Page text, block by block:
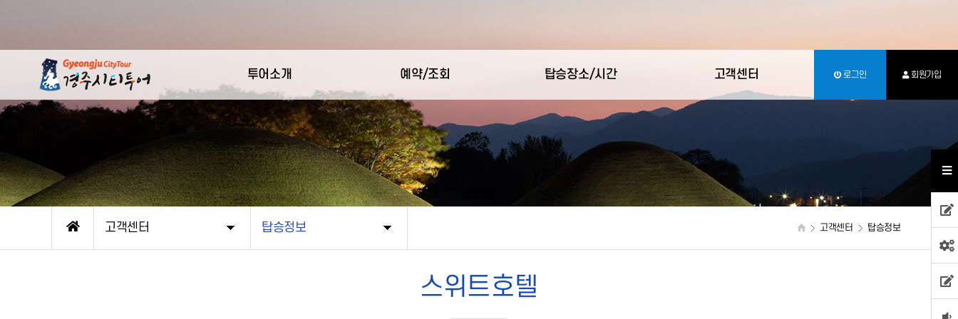
투어소개 예약/조회 탑승장소/시간 고객센터 로그인 회원가입
고객센터 탑승정보 고객센터 탑승정보
스위트호텔